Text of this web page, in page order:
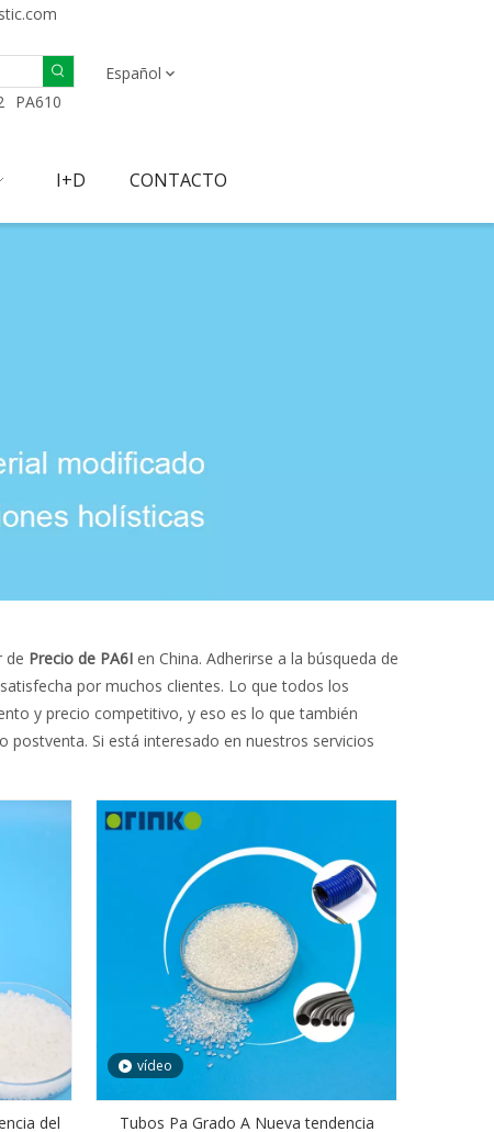
PA610
Español
I+D CONTACTO
de Precio de PA6I en China. Adherirse a la búsqueda de
por muchos clientes. Lo que todos los
y precio competitivo, y eso es lo que también
Si está interesado en nuestros servicios
del
vídeo
Tubos Pa Grado A Nueva tendencia